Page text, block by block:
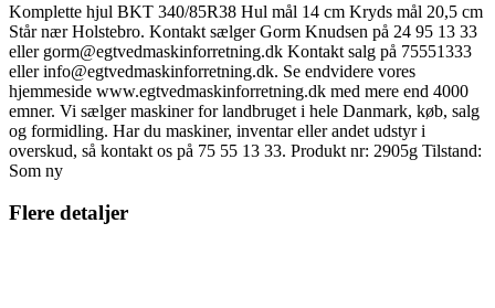
Komplette hjul BKT 340/85R38 Hul mål 14 cm Kryds mål 20,5 cm
Står nær Holstebro. Kontakt sælger Gorm Knudsen på 24 95 13 33
eller gorm@egtvedmaskinforretning.dk Kontakt salg på 75551333
eller info@egtvedmaskinforretning.dk. Se endvidere vores
hjemmeside www.egtvedmaskinforretning.dk med mere end 4000
emner. Vi sælger maskiner for landbruget i hele Danmark, køb, salg
og formidling. Har du maskiner, inventar eller andet udstyr i
overskud, så kontakt os på 75 55 13 33. Produkt nr: 2905g Tilstand:
Som ny
Flere detaljer